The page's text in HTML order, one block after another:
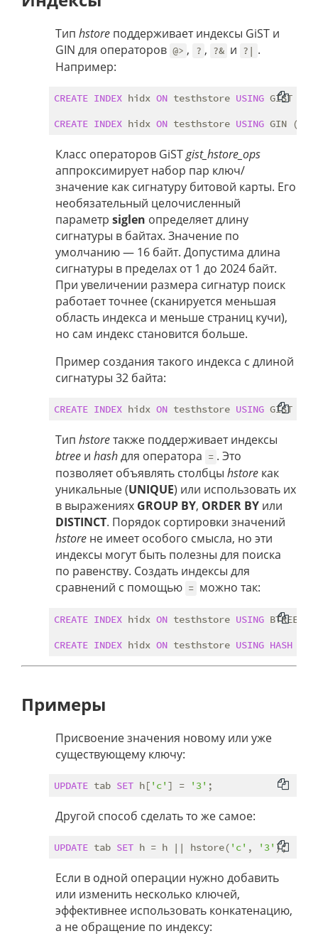
Тип hstore поддерживает индексы GiST и
GIN для операторов @> , ? , ?& и ?| .
Например:
CREATE INDEX hidx ON testhstore USING GIST
CREATE INDEX hidx ON testhstore USING
Класс операторов GiSTgist_hstore_ops
аппроксимирует набор пар ключ/
значение как сигнатуру битовой карты. Его
необязательный целочисленный
параметр siglen определяет длину
сигнатуры в байтах. Значение по
умолчанию — 16 байт. Допустима длина
сигнатуры в пределах от 1 до 2024 байт.
При увеличении размера сигнатур поиск
работает точнее (сканируется меньшая
область индекса и меньше страниц кучи),
но сам индекс становится больше.
Пример создания такого индекса с длиной
сигнатуры 32 байта:
CREATE INDEX hidx ON testhstore USING GIST (h
Тип hstoreтакже поддерживает индексы
btree и hashдля оператора = . Это
позволяет объявлять столбцы hstore как
уникальные (UNIQUE) или использовать их
в выражениях GROUP BY, ORDER BY или
DISTINCT. Порядок сортировки значений
hstore не имеет особого смысла, но эти
индексы могут быть полезны для поиска
по равенству. Создать индексы для
сравнений с помощью = можно так:
CREATE INDEX hidx ON testhstore USING BTREE
CREATE INDEX hidx ON testhstore USING HASH
Примеры
Присвоение значения новому или уже
существующему ключу:
UPDATE tab SET h[ 'c' ] = '3'
Другой способ сделать то же самое:
UPDATE tab SET h = h || hstore( 'c' , '3'
Если в одной операции нужно добавить
или изменить несколько ключей,
эффективнее использовать конкатенацию,
а не обращение по индексу: